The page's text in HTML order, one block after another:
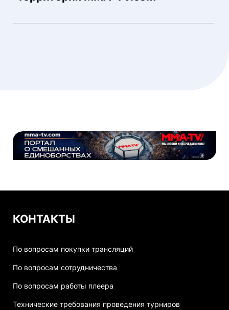
КОНТАКТЫ
По вопросам покупки трансляций
По вопросам сотрудничества
По вопросам работы плеера
Технические требования проведения турниров